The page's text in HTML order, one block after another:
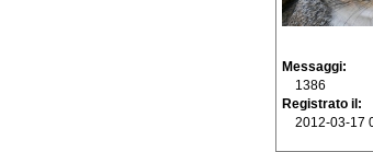
Messaggi
1386
Registrato il
2012-03-17